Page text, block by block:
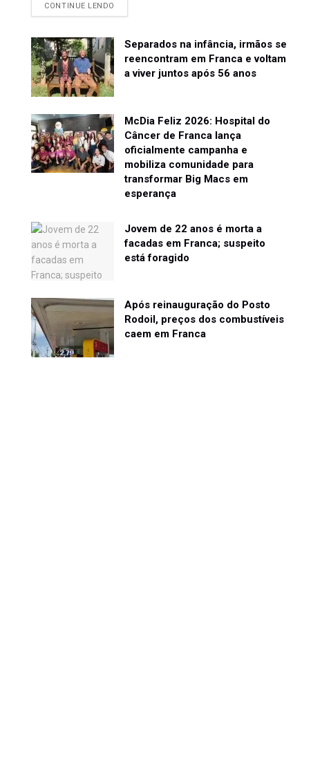
CONTINUE LENDO
Separados na infância, irmãos se
reencontram em Franca e voltam
a viver juntos após 56 anos
McDia Feliz 2026: Hospital do
Câncer de Franca lança
oficialmente campanha e
mobiliza comunidade para
transformar Big Macs em
esperança
Jovem de 22 anos é morta a
facadas em Franca; suspeito
está foragido
Após reinauguração do Posto
Rodoil, preços dos combustíveis
caem em Franca